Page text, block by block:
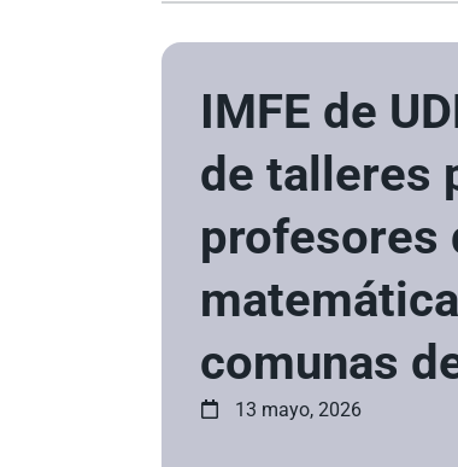
IMFE de
de talleres
profesores
comunas
13 mayo, 2026